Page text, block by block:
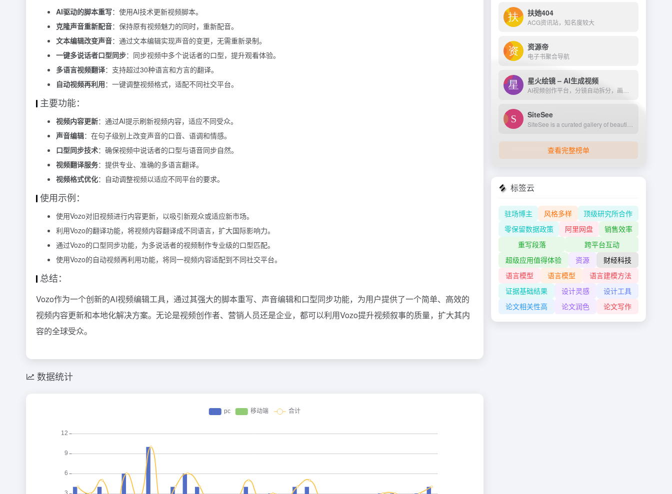
AI驱动的脚本重写：使用AI技术更新视频脚本。
克隆声音重新配音：保持原有视频魅力的同时，重新配音。
文本编辑改变声音：通过文本编辑实现声音的变更，无需重新录制。
一键多说话者口型同步：同步视频中多个说话者的口型，提升观看体验。
多语言视频翻译：支持超过30种语言和方言的翻译。
自动视频再利用：一键调整视频格式，适配不同社交平台。
主要功能：
视频内容更新：通过AI提示刷新视频内容，适应不同受众。
声音编辑：在句子级别上改变声音的口音、语调和情感。
口型同步技术：确保视频中说话者的口型与语音同步自然。
视频翻译服务：提供专业、准确的多语言翻译。
视频格式优化：自动调整视频以适应不同平台的要求。
使用示例：
使用Vozo对旧视频进行内容更新，以吸引新观众或适应新市场。
利用Vozo的翻译功能，将视频内容翻译成不同语言，扩大国际影响力。
通过Vozo的口型同步功能，为多说话者的视频制作专业级的口型匹配。
使用Vozo的自动视频再利用功能，将同一视频内容适配到不同社交平台。
总结：
Vozo作为一个创新的AI视频编辑工具，通过其强大的脚本重写、声音编辑和口型同步功能，为用户提供了一个简单、高效的
视频内容更新和本地化解决方案。无论是视频创作者、营销人员还是企业，都可以利用Vozo提升视频叙事的质量，扩大其内
容的全球受众。
数据统计
扶她404
ACG资讯站，知名度较大
资源帝
电子书聚合导航
星火绘镜 – AI生成视频
SiteSee
查看完整榜单
标签云
驻场博主 风格多样
顶级研究所合作
零保留数据政策
阿里网盘
销售效率
重写段落
跨平台互动
超级应用值得体验
资源
财经科技
语言模型
语言模型
语言建模方法
证据基础结果
设计灵感
设计工具
论文相关性高
论文润色 论文写作